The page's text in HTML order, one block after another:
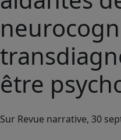
être
Sur Revue narrative, 30